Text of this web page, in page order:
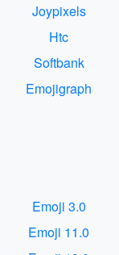
Joypixels
Htc
Softbank
Emojigraph
Emoji 3.0
Emoji 11.0